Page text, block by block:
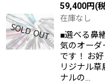
59,400円(
在庫なし
■選べる鼻
気のオーダ
です！ お
リジナル
ナルの…